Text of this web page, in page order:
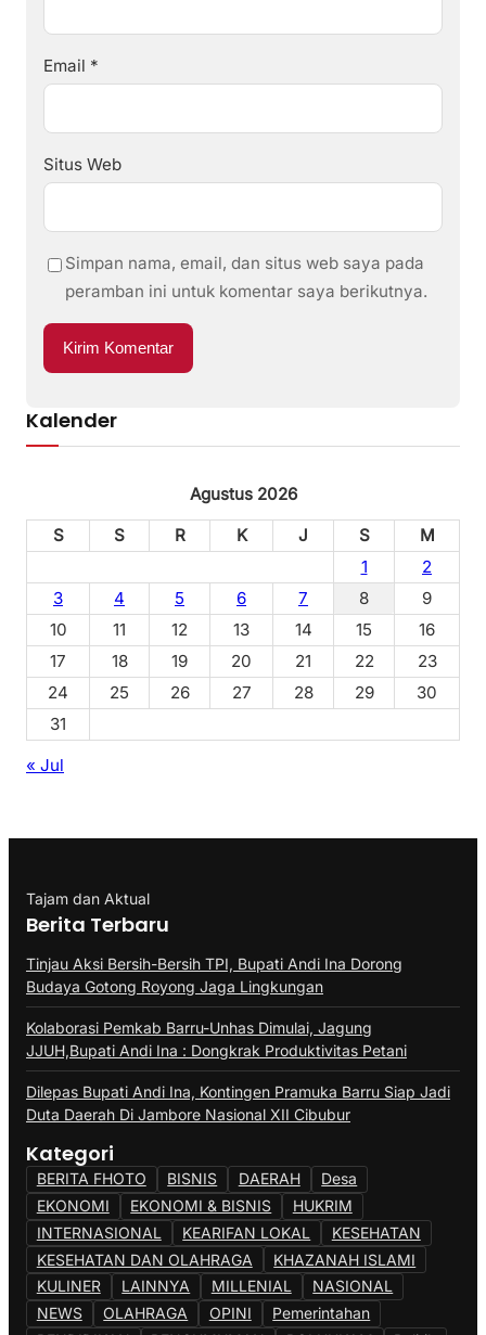
Email *
Situs Web
Simpan nama, email, dan situs web saya pada
peramban ini untuk komentar saya berikutnya.
Kalender
Agustus 2026
S
S R K J S
M
1
2
3
4 5 6 7 8
9
10
11 12 13 14 15
16
17
18 19 20 21 22
23
24
25 26 27 28 29
30
31
« Jul
Tajam dan Aktual
Berita Terbaru
Tinjau Aksi Bersih-Bersih TPI, Bupati Andi Ina Dorong
Budaya Gotong Royong Jaga Lingkungan
Kolaborasi Pemkab Barru-Unhas Dimulai, Jagung
JJUH,Bupati Andi Ina : Dongkrak Produktivitas Petani
Dilepas Bupati Andi Ina, Kontingen Pramuka Barru Siap Jadi
Duta Daerah Di Jambore Nasional XII Cibubur
Kategori
BERITA FHOTO BISNIS DAERAH
Desa
EKONOMI
EKONOMI & BISNIS
HUKRIM
INTERNASIONAL
KEARIFAN LOKAL
KESEHATAN
KESEHATAN DAN OLAHRAGA
KHAZANAH ISLAMI
KULINER
LAINNYA MILLENIAL
NASIONAL
NEWS
OLAHRAGA OPINI
Pemerintahan